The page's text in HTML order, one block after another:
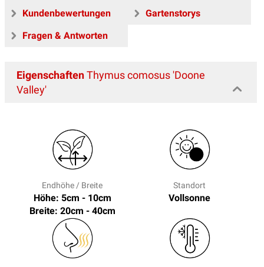
Kundenbewertungen
Gartenstorys
Fragen & Antworten
EigenschaftenThymus comosus 'Doone
Valley'
Endhöhe / Breite
Höhe: 5cm - 10cm
Breite: 20cm - 40cm
Standort
Vollsonne